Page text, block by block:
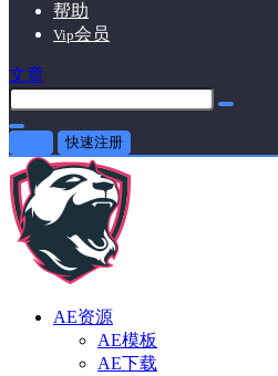
帮助
Vip会员
文章
快速注册
AE资源
AE模板
AE下载